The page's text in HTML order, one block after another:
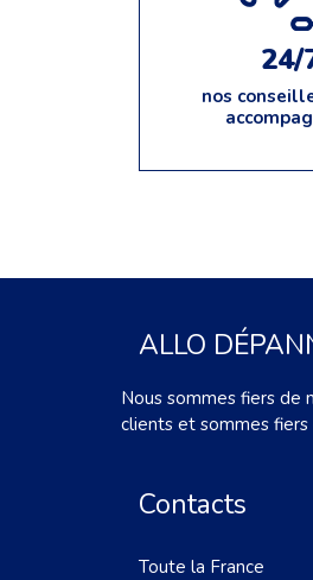
24/
nos
ALLO
Nous sommes fiers de
clients et sommes
Contacts
Toute la France